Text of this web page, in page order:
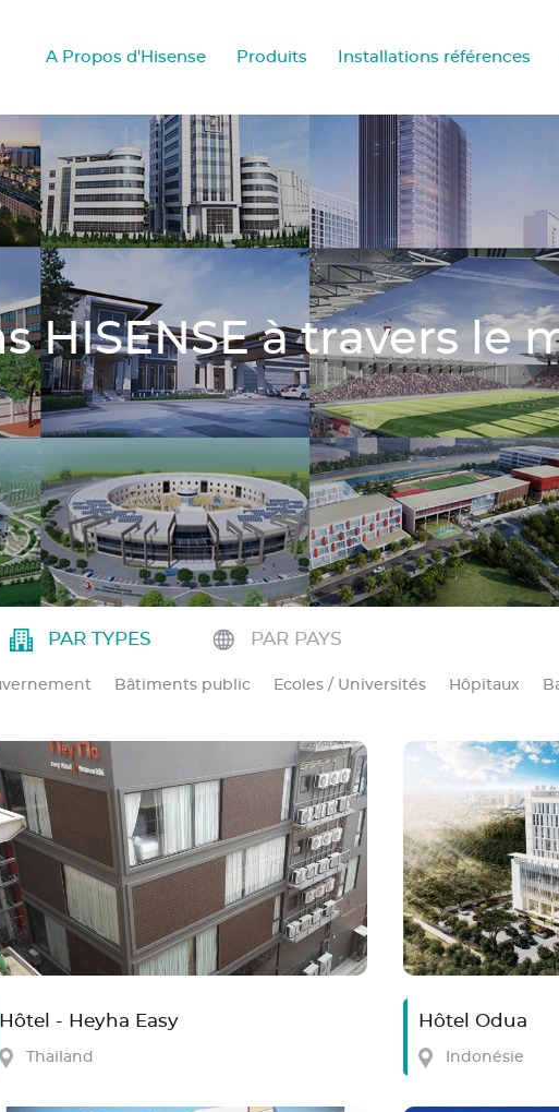
A Propos d'Hisense Produits Installations références
HISENSE à travers le
PAR TYPES PAR PAYS
Bâtiments public Ecoles / Universités Hôpitaux
Hôtel - Heyha Easy
Thailand
Hôtel Odua
Indonésie